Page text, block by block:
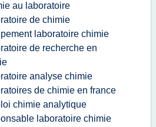
au laboratoire
de chimie
laboratoire chimie
de recherche en
analyse chimie
de chimie en france
chimie analytique
laboratoire chimie